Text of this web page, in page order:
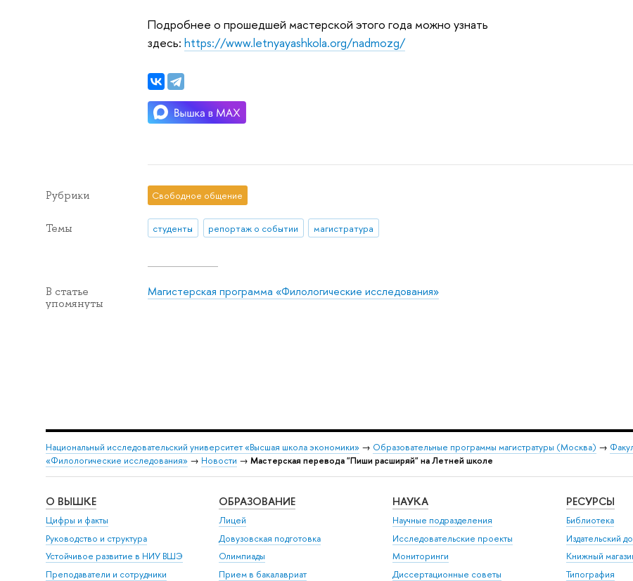
Подробнее о прошедшей мастерской этого года можно узнать
здесь: https://www.letnyayashkola.org/nadmozg/
Рубрики Свободное общение
Темы студенты репортаж о событии магистратура
В статье
упомянуты
Магистерская программа «Филологические исследования»
Национальный исследовательский университет «Высшая школа экономики» → Образовательные программы магистратуры (Москва) →
«Филологические исследования» → Новости → Мастерская перевода "Пиши расширяй" на Летней школе
О ВЫШКЕ
Цифры и факты
Руководство и структура
Устойчивое развитие в НИУ ВШЭ
Преподаватели и сотрудники
ОБРАЗОВАНИЕ
Лицей
Довузовская подготовка
Олимпиады
Прием в бакалавриат
НАУКА
Научные подразделения
Исследовательские проекты
Мониторинги
Диссертационные советы
РЕСУРСЫ
Библиотека
Издательский
Книжный
Типография